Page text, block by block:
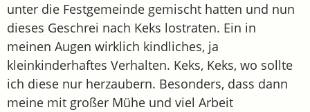
unter die Festgemeinde gemischt hatten und nun
dieses Geschrei nach Keks lostraten. Ein in
meinen Augen wirklich kindliches, ja
kleinkinderhaftes Verhalten. Keks, Keks, wo sollte
ich diese nur herzaubern. Besonders, dass dann
meine mit großer Mühe und viel Arbeit